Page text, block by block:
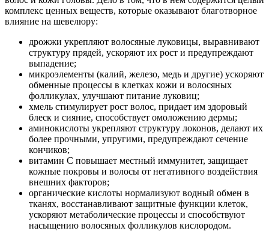
комплекс ценных веществ, которые оказывают благотворное
влияние на шевелюру:
дрожжи укрепляют волосяные луковицы, выравнивают
структуру прядей, ускоряют их рост и предупреждают
выпадение;
микроэлементы (калий, железо, медь и другие) ускоряют
обменные процессы в клетках кожи и волосяных
фолликулах, улучшают питание луковиц;
хмель стимулирует рост волос, придает им здоровый
блеск и сияние, способствует омоложению дермы;
аминокислоты укрепляют структуру локонов, делают их
более прочными, упругими, предупреждают сечение
кончиков;
витамин С повышает местный иммунитет, защищает
кожные покровы и волосы от негативного воздействия
внешних факторов;
органические кислоты нормализуют водный обмен в
тканях, восстанавливают защитные функции клеток,
ускоряют метаболические процессы и способствуют
насыщению волосяных фолликулов кислородом.